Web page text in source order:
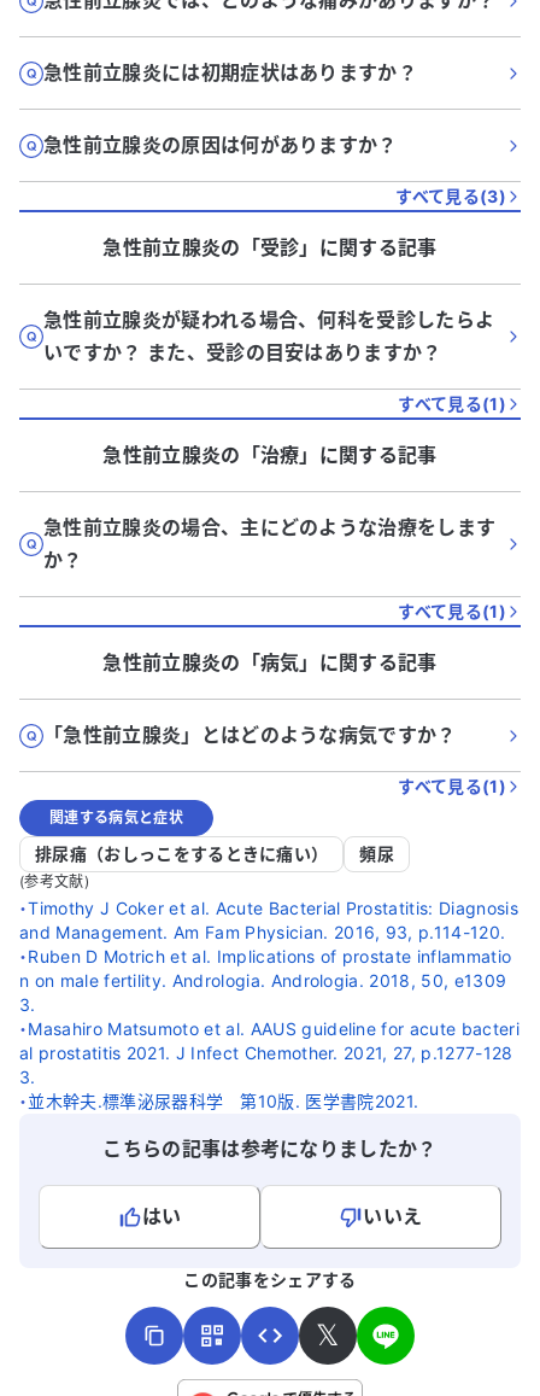
急性前立腺炎には初期症状はありますか？
急性前立腺炎の原因は何がありますか？
すべて見る(3)
急性前立腺炎の「受診」に関する記事
急性前立腺炎が疑われる場合、何科を受診したらよ
いですか？ また、受診の目安はありますか？
すべて見る(1)
急性前立腺炎の「治療」に関する記事
急性前立腺炎の場合、主にどのような治療をします
か？
すべて見る(1)
急性前立腺炎の「病気」に関する記事
「急性前立腺炎」とはどのような病気ですか？
すべて見る(1)
関連する病気と症状
排尿痛（おしっこをするときに痛い） 頻尿
(参考文献)
・Timothy J Coker et al. Acute Bacterial Prostatitis: Diagnosis
and Management. Am Fam Physician. 2016, 93, p.114-120.
・Ruben D Motrich et al. Implications of prostate inflammatio
n on male fertility. Andrologia. Andrologia. 2018, 50, e1309
3.
・Masahiro Matsumoto et al. AAUS guideline for acute bacteri
al prostatitis 2021. J Infect Chemother. 2021, 27, p.1277-128
3.
・並木幹夫.標準泌尿器科学 第10版. 医学書院2021.
こちらの記事は参考になりましたか？
はい
いいえ
この記事をシェアする
𝕏